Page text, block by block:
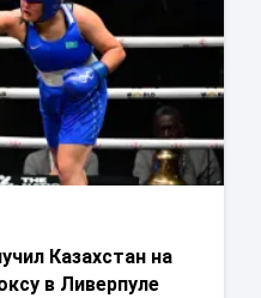
Казахстан на
в Ливерпуле